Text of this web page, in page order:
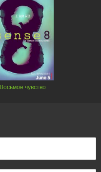
Восьмое чувство